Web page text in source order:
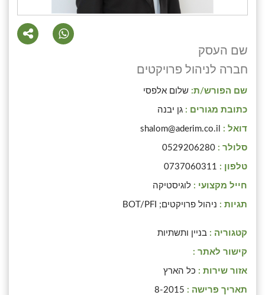
שם העסק
חברה לניהול פרויקטים
שם הפורש/ת: שלום אלפסי
כתובת מגורים : גן יבנה
דואל : shalom@aderim.co.il
סלולר : 0529206280
טלפון : 0737060311
חייל מקצועי : לוגיסטיקה
תגיות : ניהול פרויקטים; BOT/PFI
קטגוריה : בניין ותשתיות
קישור לאתר :
אזור שירות : כל הארץ
תאריך פרישה : 8-2015